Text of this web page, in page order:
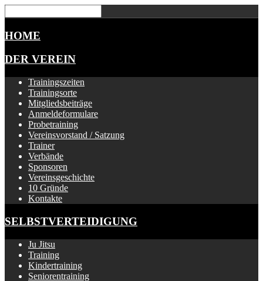
HOME
DER VEREIN
Trainingszeiten
Trainingsorte
Mitgliedsbeiträge
Anmeldeformulare
Probetraining
Vereinsvorstand / Satzung
Trainer
Verbände
Sponsoren
Vereinsgeschichte
10 Gründe
Kontakte
SELBSTVERTEIDIGUNG
Ju Jitsu
Training
Kindertraining
Seniorentraining